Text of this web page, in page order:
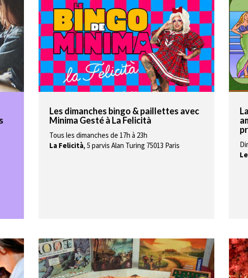
Les dimanches bingo & paillettes avec
Minima Gesté à La Felicità
Tous les dimanches de 17h à 23h
La Felicità, 5 parvis Alan Turing 75013 Paris